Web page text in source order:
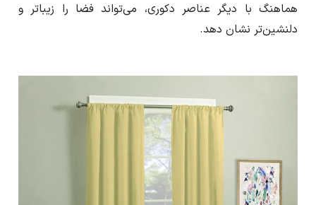
هماهنگ با دیگر عناصر دکوری، می‌تواند فضا را زیباتر و
دلنشین‌تر نشان دهد.